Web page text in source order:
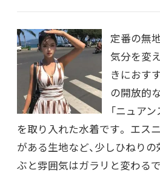
定番の無
気分を変
きにおす
の開放的
「ニュアン
を取り入れた水着です。 エス
がある生地など、少しひねり
ぶと雰囲気はガラリと変わる